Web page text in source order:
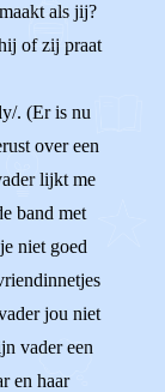
als jij?
of zij praat
. (Er is nu
over een
lijkt me
band met
niet goed
jou niet
vader een
en haar